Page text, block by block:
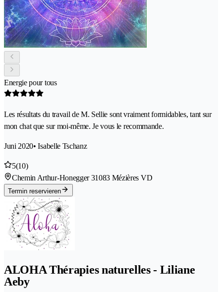
Energie pour tous
Les résultats du travail de M. Sellie sont vraiment formidables, tant sur
mon chat que sur moi-même. Je vous le recommande.
Juni 2020• Isabelle Tschanz
5(10)
Chemin Arthur-Honegger 31083 Mézières VD
Termin reservieren
ALOHA Thérapies naturelles - Liliane
Aeby